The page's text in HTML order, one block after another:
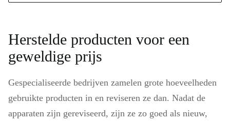
Herstelde producten voor een
geweldige prijs
Gespecialiseerde bedrijven zamelen grote hoeveelheden
gebruikte producten in en reviseren ze dan. Nadat de
apparaten zijn gereviseerd, zijn ze zo goed als nieuw,